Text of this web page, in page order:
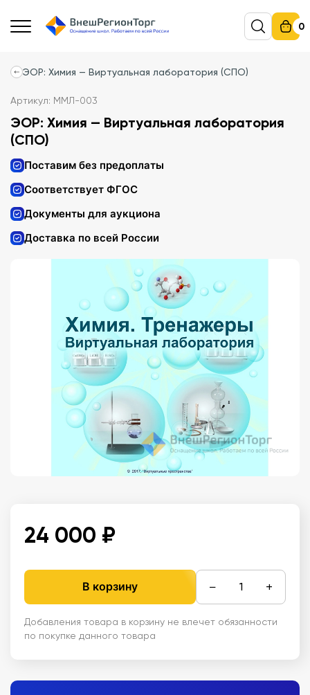
0
ЭОР: Химия — Виртуальная лаборатория (СПО)
Артикул: ММЛ-003
ЭОР: Химия — Виртуальная лаборатория
(СПО)
Поставим без предоплаты
Соответствует ФГОС
Документы для аукциона
Доставка по всей России
24 000 ₽
В корзину − +
Добавления товара в корзину не влечет обязанности
по покупке данного товара